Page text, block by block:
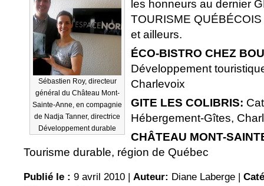
Sébastien Roy, directeur
général du Château Mont-
Sainte-Anne, en compagnie
de Nadja Tanner, directrice
Développement durable
les honneurs au dernier
TOURISME
et ailleurs.
ÉCO-BISTRO CHEZ
Développement
Charlevoix
GITE LES COLIBRIS:
Hébergement-Gîtes,
CHÂTEAU MONT-
Tourisme durable, région de Québec
Publié le : 9 avril 2010 | Auteur: Diane Laberge |